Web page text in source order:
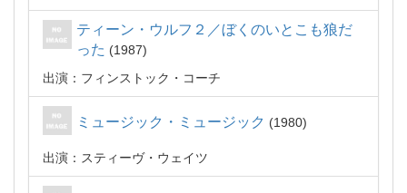
ティーン・ウルフ２／ぼくのいとこも狼だ
った
1987
出演：フィンストック・コーチ
ミュージック・ミュージック 1980
出演：スティーヴ・ウェイツ